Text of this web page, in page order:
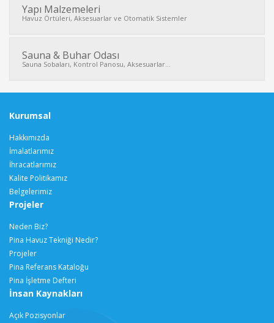
Yapı Malzemeleri
Havuz Örtüleri, Aksesuarlar ve Otomatik Sistemler
Sauna & Buhar Odası
Sauna Sobaları, Kontrol Panosu, Aksesuarlar...
Kurumsal
Hakkımızda
İmalatlarımız
İhracatlarımız
Kalite Politikamız
Belgelerimiz
Projeler
Neden Biz?
Pina Havuz Tekniği Nedir?
Projeler
Pina Referans Kataloğu
Pina İşletme Defteri
İnsan Kaynakları
Açık Pozisyonlar